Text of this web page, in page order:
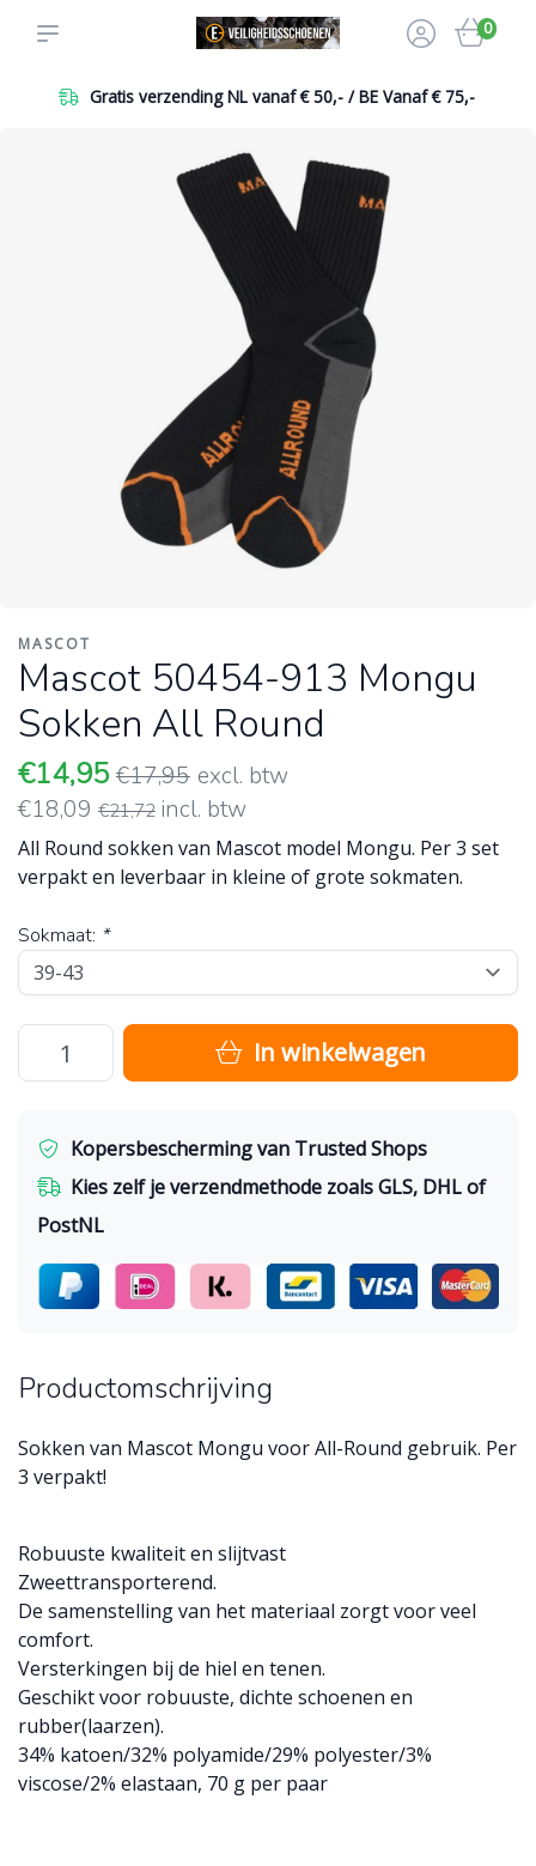
0
Gratis verzending NL vanaf € 50,- / BE Vanaf € 75,-
MASCOT
Mascot 50454-913 Mongu
Sokken All Round
€14,95 €17,95 excl. btw
€18,09 €21,72 incl. btw
All Round sokken van Mascot model Mongu. Per 3 set
verpakt en leverbaar in kleine of grote sokmaten.
Sokmaat: *
In winkelwagen
Kopersbescherming van Trusted Shops
Kies zelf je verzendmethode zoals GLS, DHL of
PostNL
Productomschrijving
Sokken van Mascot Mongu voor All-Round gebruik. Per
3 verpakt!
Robuuste kwaliteit en slijtvast
Zweettransporterend.
De samenstelling van het materiaal zorgt voor veel
comfort.
Versterkingen bij de hiel en tenen.
Geschikt voor robuuste, dichte schoenen en
rubber(laarzen).
34% katoen/32% polyamide/29% polyester/3%
viscose/2% elastaan, 70 g per paar